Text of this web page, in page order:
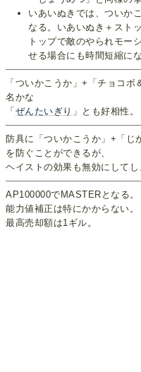
いあいぬきでは、ついか
なる。いあいぬき＋スト
トップで敵のやられモー
せる場合にも時間短縮にな
「ついかこうか」+「チョコ
名かな
「 ぜんたいぎり 」とも好相性。
防具に「ついかこうか」+「じ
を防ぐことができるが、
ヘイストの効果も無効にしてし
AP100000でMASTERとなる。
能力値補正は特にかからない。
最高売却額は1ギル。